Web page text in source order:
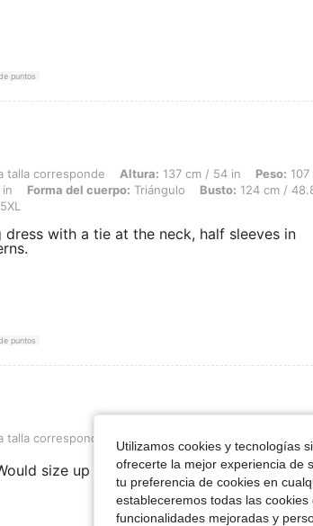
puntos
corresponde, Altura: 137 cm / 54 in, Peso: 107 kg / 236
talla corresponde Altura: 137 cm / 54 in Peso:
Forma del cuerpo: Triángulo Busto: 124 cm /
5XL
with a tie at the neck, half sleeves in
puntos
corresponde, Color: Rosa, Talla: 5XL
talla corresponde
size up because chest area can be a
Utilizamos cookies y tecnologías
ofrecerte la mejor experiencia de
tu preferencia de cookies en
estableceremos todas las
funcionalidades mejoradas y